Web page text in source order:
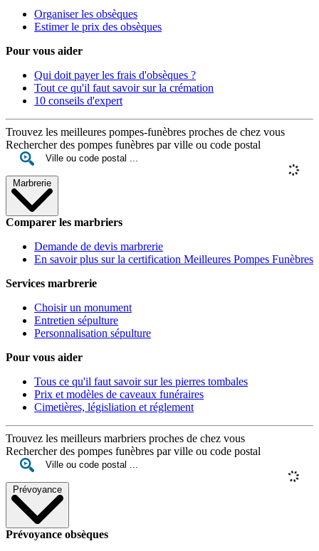
Organiser les obsèques
Estimer le prix des obsèques
Pour vous aider
Qui doit payer les frais d'obsèques ?
Tout ce qu'il faut savoir sur la crémation
10 conseils d'expert
Trouvez les meilleures pompes-funèbres proches de chez vous
Rechercher des pompes funèbres par ville ou code postal
Marbrerie
Comparer les marbriers
Demande de devis marbrerie
En savoir plus sur la certification Meilleures Pompes Funèbres
Services marbrerie
Choisir un monument
Entretien sépulture
Personnalisation sépulture
Pour vous aider
Tous ce qu'il faut savoir sur les pierres tombales
Prix et modèles de caveaux funéraires
Cimetières, législiation et réglement
Trouvez les meilleurs marbriers proches de chez vous
Rechercher des pompes funèbres par ville ou code postal
Prévoyance
Prévoyance obsèques